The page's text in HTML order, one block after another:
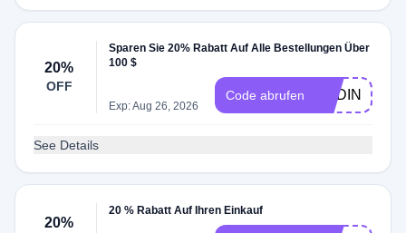
20%
OFF
Sparen Sie 20% Rabatt Auf Alle Bestellungen Über
100 $
Exp: Aug 26, 2026
Code abrufen AUDINE
See Details
20%
20 % Rabatt Auf Ihren Einkauf